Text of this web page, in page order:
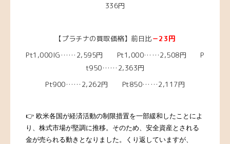
336円
【プラチナの買取価格】前日比－23円
Pt1,000IG……2,595円 Pt1,000……2,508円 P
t950……2,363円
Pt900……2,262円 Pt850……2,117円
👉 欧米各国が経済活動の制限措置を一部緩和したことによ
り、株式市場が堅調に推移。そのため、安全資産とされる
金が売られる動きとなりました。
くり返していますが、